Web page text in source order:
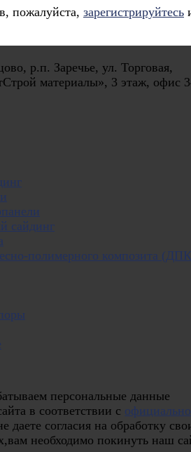
пожалуйста, зарегистрируйтесь
р.п. Заречье, ул. Торговая,
материалы», 3 этаж, офис
сайдинг
полимерного композита
персональные данные
в соответствии с
даете согласия на обработку
необходимо покинуть наш